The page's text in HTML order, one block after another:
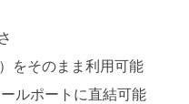
をそのまま利用可能
ルポートに直結可能